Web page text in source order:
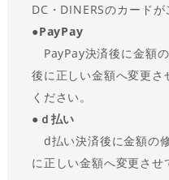
DC・DINERSのカードが
●PayPay
PayPay決済後に金額
後に正しい金額へ変更
ください。
●ｄ払い
d払い決済後に金額の
に正しい金額へ変更させ